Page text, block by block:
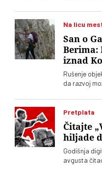
Na licu
San o
Berima:
iznad
Rušenje
da razvoj
zato što
gde da odu.
da dolaze
Pretplata
Čitajte
hiljade
Godišnja
avgusta